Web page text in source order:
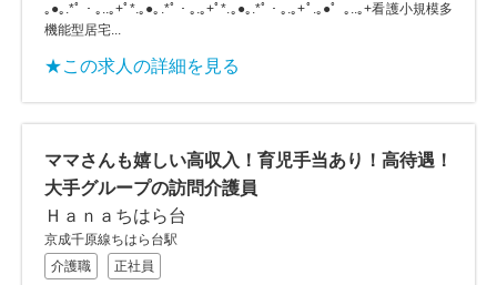
｡●｡.*ﾟ・｡..｡+ﾟ*.｡●｡.*ﾟ・｡.｡+ﾟ*.｡●｡.*ﾟ・｡.｡+ﾟ.｡●゜｡..｡+看護小規模多
機能型居宅...
★この求人の詳細を見る
ママさんも嬉しい高収入！育児手当あり！高待遇！
大手グループの訪問介護員
Ｈａｎａちはら台
京成千原線ちはら台駅
介護職
正社員